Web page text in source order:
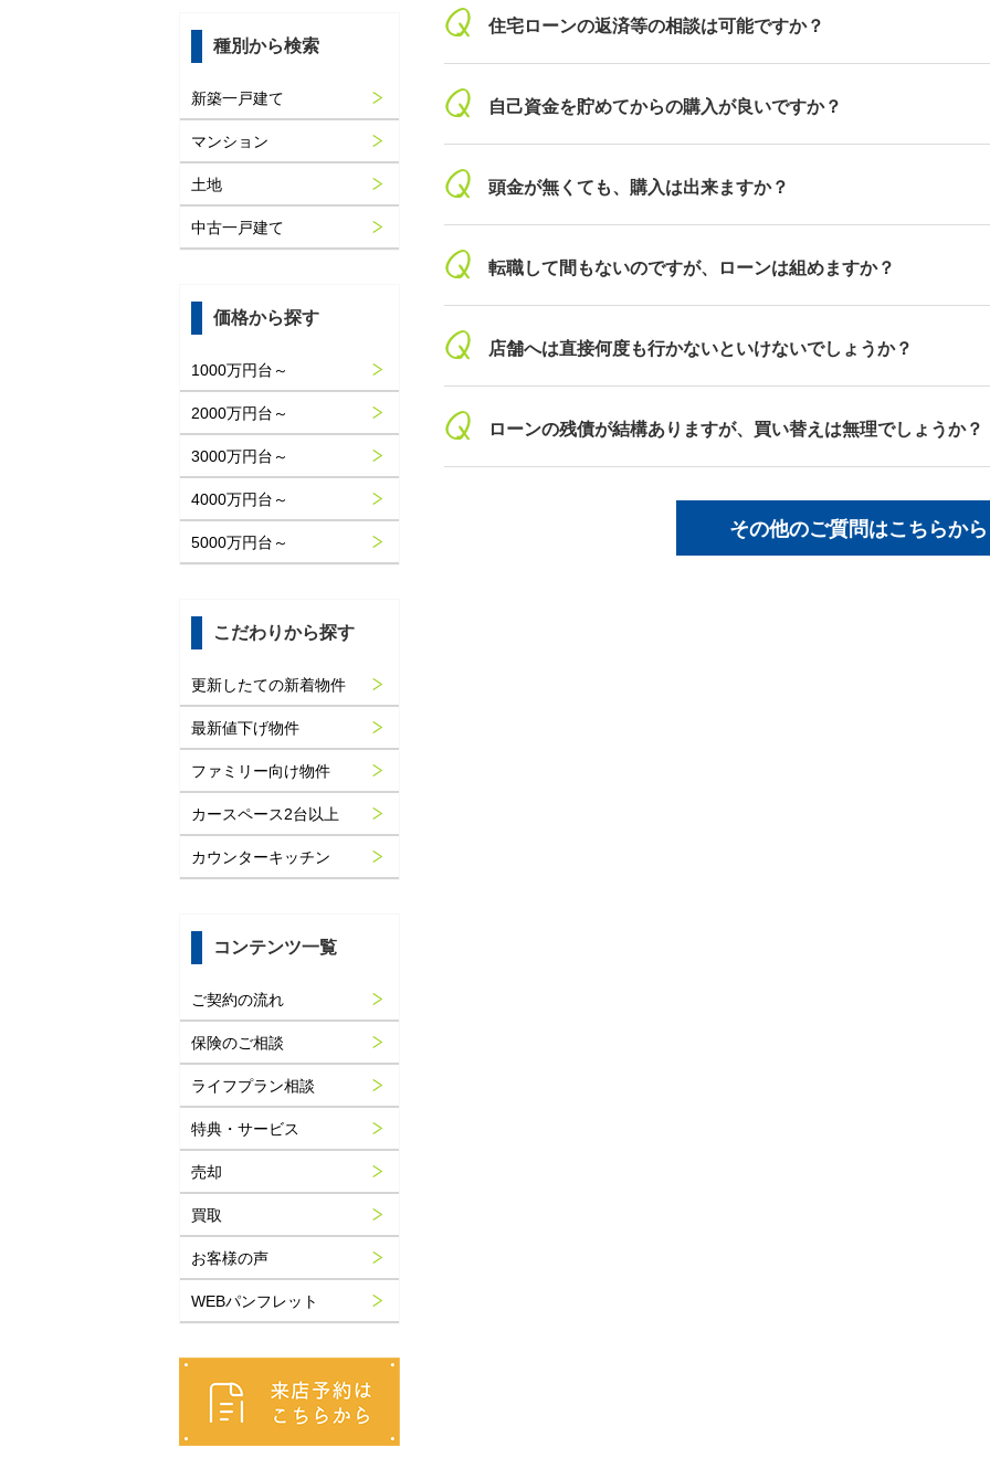
住宅ローンの返済等の相談は可能ですか？
自己資金を貯めてからの購入が良いですか？
頭金が無くても、購入は出来ますか？
転職して間もないのですが、ローンは組めますか？
店舗へは直接何度も行かないといけないでしょうか？
ローンの残債が結構ありますが、買い替えは無理でしょうか？
その他のご質問はこちらから
種別から検索
新築一戸建て
マンション
土地
中古一戸建て
価格から探す
1000万円台～
2000万円台～
3000万円台～
4000万円台～
5000万円台～
こだわりから探す
更新したての新着物件
最新値下げ物件
ファミリー向け物件
カースペース2台以上
カウンターキッチン
コンテンツ一覧
ご契約の流れ
保険のご相談
ライフプラン相談
特典・サービス
売却
買取
お客様の声
WEBパンフレット